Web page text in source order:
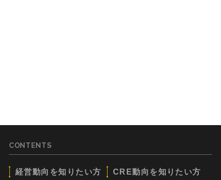
CONTENTS
経営動向を知りたい方 CRE動向を知りたい方